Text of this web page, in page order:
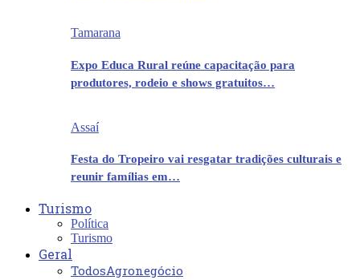
Tamarana
Expo Educa Rural reúne capacitação para
produtores, rodeio e shows gratuitos…
Assaí
Festa do Tropeiro vai resgatar tradições culturais e
reunir famílias em…
Turismo
Política
Turismo
Geral
TodosAgronegócio